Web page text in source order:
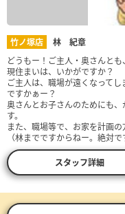
竹ノ塚店
林 紀章
どうもー！ご主人・奥さんとも
現住まいは、いかがですか？
ご主人は、職場が遠くなって
ですかぁー？
奥さんとお子さんのためにも
す。
また、職場等で、お家を計画
（林までですからねー。絶対で
スタッフ詳細